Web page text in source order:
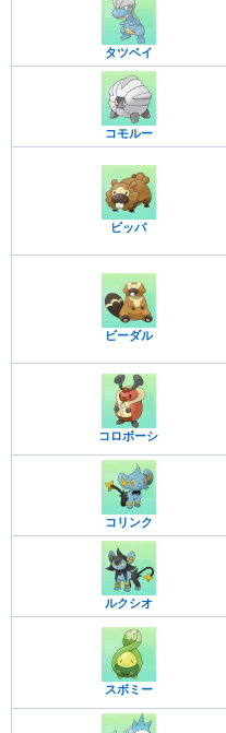
タツベイ
コモルー
ビッパ
ビーダル
コロボーシ
コリンク
ルクシオ
スボミー